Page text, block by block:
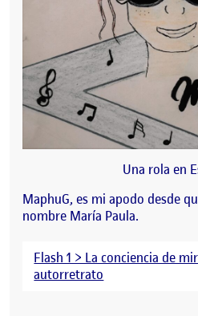
Una rola en
MaphuG, es mi apodo desde
nombre María Paula.
Flash 1 > La conciencia de
autorretrato